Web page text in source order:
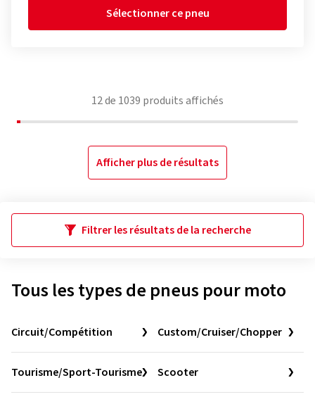
Sélectionner ce pneu
12de 1039 produits affichés
Afficher plus de résultats
Filtrer les résultats de la recherche
Tous les types de pneus pour moto
Circuit/Compétition Custom/Cruiser/Chopper
Tourisme/Sport-Tourisme Scooter